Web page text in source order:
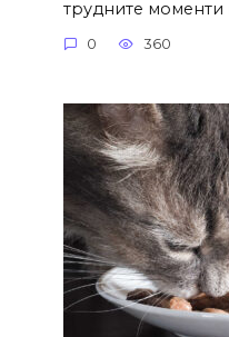
трудните моменти
0 360